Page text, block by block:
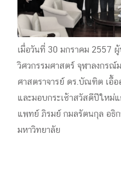
เมื่อวันที่ 30 มกราคม 2557
วิศวกรรมศาสตร์ จุฬาลงกรณ์
ศาสตราจารย์ ดร.บัณฑิต เอื้
และมอบกระเช้าสวัสดีปีใหม่
แพทย์ ภิรมย์ กมลรัตนกุล อธิ
มหาวิทยาลัย